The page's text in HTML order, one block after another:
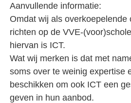
Aanvullende informatie:
Omdat wij als overkoepelende
richten op de VVE-
hiervan is ICT.
Wat wij merken is dat met
soms over te weinig expertise
beschikken om ook ICT een
geven in hun aanbod.